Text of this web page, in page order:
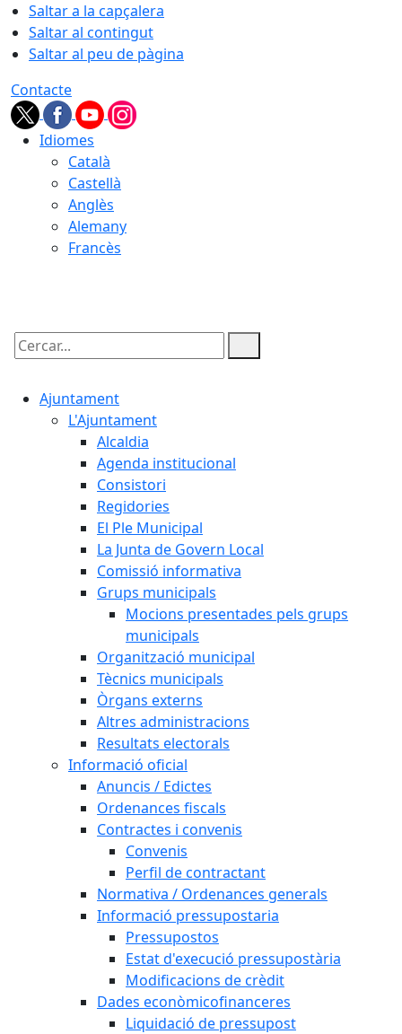
Saltar a la capçalera
Saltar al contingut
Saltar al peu de pàgina
Contacte
Idiomes
Català
Castellà
Anglès
Alemany
Francès
Cercar:
Ajuntament
L'Ajuntament
Alcaldia
Agenda institucional
Consistori
Regidories
El Ple Municipal
La Junta de Govern Local
Comissió informativa
Grups municipals
Mocions presentades pels grups
municipals
Organització municipal
Tècnics municipals
Òrgans externs
Altres administracions
Resultats electorals
Informació oficial
Anuncis / Edictes
Ordenances fiscals
Contractes i convenis
Convenis
Perfil de contractant
Normativa / Ordenances generals
Informació pressupostaria
Pressupostos
Estat d'execució pressupostària
Modificacions de crèdit
Dades econòmicofinanceres
Liquidació de pressupost